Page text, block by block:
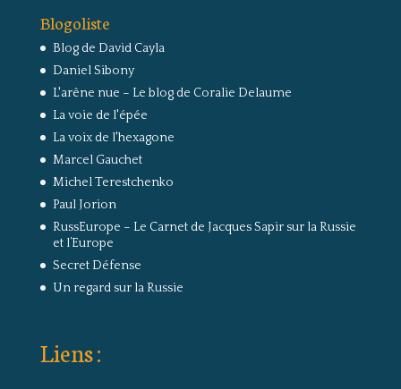
Blogoliste
Blog de David Cayla
Daniel Sibony
L'arêne nue – Le blog de Coralie Delaume
La voie de l'épée
La voix de l'hexagone
Marcel Gauchet
Michel Terestchenko
Paul Jorion
RussEurope – Le Carnet de Jacques Sapir sur la Russie
et l’Europe
Secret Défense
Un regard sur la Russie
Liens :